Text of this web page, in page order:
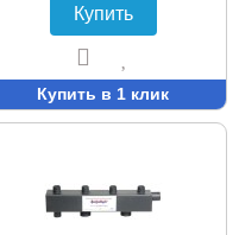
Купить
Купить в 1 клик